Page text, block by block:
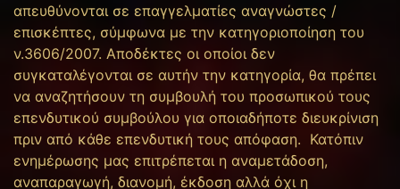
απευθύνονται σε επαγγελματίες αναγνώστες /
επισκέπτες, σύμφωνα με την κατηγοριοποίηση του
ν.3606/2007. Αποδέκτες οι οποίοι δεν
συγκαταλέγονται σε αυτήν την κατηγορία, θα πρέπει
να αναζητήσουν τη συμβουλή του προσωπικού τους
επενδυτικού συμβούλου για οποιαδήποτε διευκρίνιση
πριν από κάθε επενδυτική τους απόφαση. Κατόπιν
ενημέρωσης μας επιτρέπεται η αναμετάδοση,
αναπαραγωγή, διανομή, έκδοση αλλά όχι η